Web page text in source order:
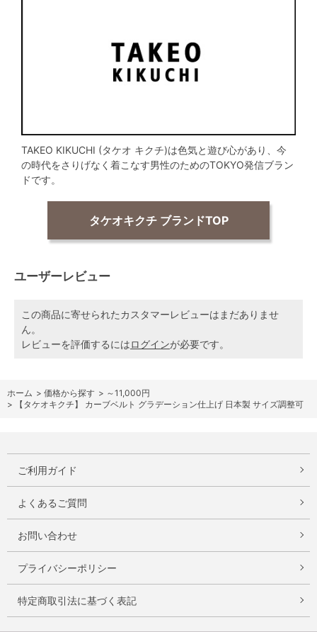
TAKEO KIKUCHI (タケオ キクチ)は色気と遊び心があり、今
の時代をさりげなく着こなす男性のためのTOKYO発信ブラン
ドです。
タケオキクチ ブランドTOP
ユーザーレビュー
この商品に寄せられたカスタマーレビューはまだありませ
ん。
レビューを評価するにはログインが必要です。
ホーム > 価格から探す > ～11,000円
>
【タケオキクチ】 カーブベルト グラデーション仕上げ 日本製 サイズ調整可
ご利用ガイド
よくあるご質問
お問い合わせ
プライバシーポリシー
特定商取引法に基づく表記